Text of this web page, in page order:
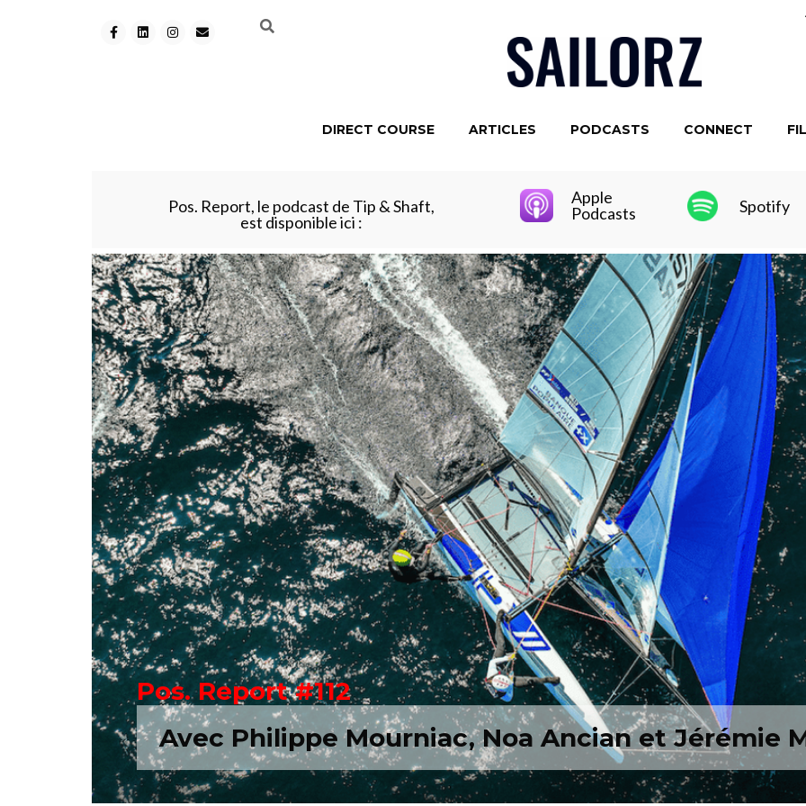
DIRECT COURSE ARTICLES PODCASTS CONNECT
Pos. Report, le podcast de Tip & Shaft,
est disponible ici :
Apple
Podcasts
Spotify
Pos. Report #112
Avec Philippe Mourniac, Noa Ancian et Jérémie